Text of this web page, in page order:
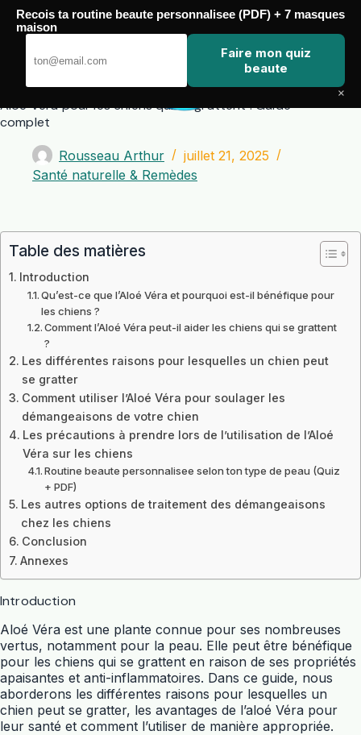
Passer
contenu
Aloé Véra pour les chiens qui se grattent : Guide
complet
Rousseau Arthur
juillet 21, 2025
Santé naturelle & Remèdes
Table des matières
Introduction
Qu’est-ce que l’Aloé Véra et pourquoi est-il bénéfique pour
les chiens ?
Comment l’Aloé Véra peut-il aider les chiens qui se grattent
?
Les différentes raisons pour lesquelles un chien peut
se gratter
Comment utiliser l’Aloé Véra pour soulager les
démangeaisons de votre chien
Les précautions à prendre lors de l’utilisation de l’Aloé
Véra sur les chiens
Routine beaute personnalisee selon ton type de peau (Quiz
+ PDF)
Les autres options de traitement des démangeaisons
chez les chiens
Conclusion
Annexes
Introduction
Aloé Véra est une plante connue pour ses nombreuses
vertus, notamment pour la peau. Elle peut être bénéfique
pour les chiens qui se grattent en raison de ses propriétés
apaisantes et anti-inflammatoires. Dans ce guide, nous
aborderons les différentes raisons pour lesquelles un
chien peut se gratter, les avantages de l’aloé Véra pour
leur santé et comment l’utiliser de manière appropriée.
Recois ta routine beaute personnalisee (PDF) + 7 masques
maison
Faire mon quiz
beaute
×